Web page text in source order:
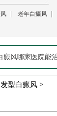
老年白癜风
癜风哪家医院能
型白癜风 >